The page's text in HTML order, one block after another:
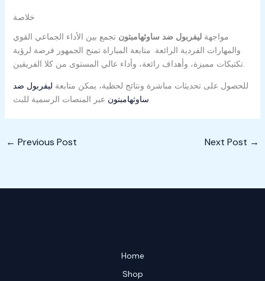
خلاصة
مواجهةليفربول ضد ساوثهامبتون تجمع بين الأداء الجماعي القوي
والمهارات الفردية الرائعة. متابعة المباراة تمنح الجمهور فرصة لرؤية
تكتيكات مميزة، وأهداف رائعة، وأداء عالي المستوى من كلا الفريقين.
للحصول على تحديثات مباشرة ونتائج لحظية، يمكن متابعة ليفربول ضد
ساوثهامبتون
← Previous Post Next Post →
Home
Shop